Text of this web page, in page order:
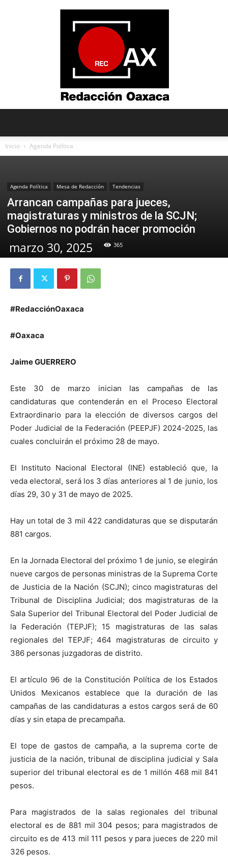
Inicio Agenda Política
Agenda Política Mesa de Redacción Tendencias
Arrancan campañas para jueces,
magistraturas y ministros de la SCJN;
Gobiernos no podrán hacer promoción
marzo 30, 2025 365
#RedacciónOaxaca
#Oaxaca
Jaime GUERRERO
Este 30 de marzo inician las campañas de las
candidaturas que contenderán en el Proceso Electoral
Extraordinario para la elección de diversos cargos del
Poder Judicial de la Federación (PEEPJF) 2024-2025, las
cuales concluirán el próximo 28 de mayo.
El Instituto Nacional Electoral (INE) estableció que, la
veda electoral, será los 3 días anteriores al 1 de junio, los
días 29, 30 y 31 de mayo de 2025.
Hay un total de 3 mil 422 candidaturas que se disputarán
881 cargos.
En la Jornada Electoral del próximo 1 de junio, se elegirán
nueve cargos de personas ministras de la Suprema Corte
de Justicia de la Nación (SCJN); cinco magistraturas del
Tribunal de Disciplina Judicial; dos magistraturas de la
Sala Superior del Tribunal Electoral del Poder Judicial de
la Federación (TEPJF); 15 magistraturas de las salas
regionales del TEPJF; 464 magistraturas de circuito y
386 personas juzgadoras de distrito.
El artículo 96 de la Constitución Política de los Estados
Unidos Mexicanos establece que la duración de las
campañas de las candidaturas a estos cargos será de 60
días y sin etapa de precampaña.
El tope de gastos de campaña, a la suprema corte de
justicia de la nación, tribunal de disciplina judicial y Sala
superior del tribunal electoral es de 1 millón 468 mil 841
pesos.
Para magistrados de la salas regionales del tribunal
electoral es de 881 mil 304 pesos; para magistrados de
circuito es de 413 mil 111 pesos y para jueces de 220 mil
326 pesos.